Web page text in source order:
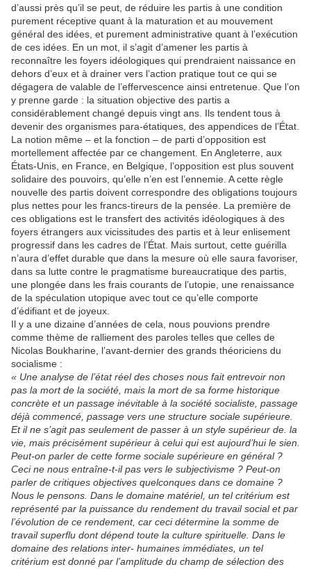
d’aussi près qu’il se peut, de réduire les partis à une condition
purement réceptive quant à la maturation et au mouvement
général des idées, et purement administrative quant à l’exécution
de ces idées. En un mot, il s’agit d’amener les partis à
reconnaître les foyers idéologiques qui prendraient naissance en
dehors d’eux et à drainer vers l’action pratique tout ce qui se
dégagera de valable de l’effervescence ainsi entretenue. Que l’on
y prenne garde : la situation objective des partis a
considérablement changé depuis vingt ans. Ils tendent tous à
devenir des organismes para-étatiques, des appendices de l’État.
La notion même – et la fonction – de parti d’opposition est
mortellement affectée par ce changement. En Angleterre, aux
États-Unis, en France, en Belgique, l’opposition est plus souvent
solidaire des pouvoirs, qu’elle n’en est l’ennemie. A cette règle
nouvelle des partis doivent correspondre des obligations toujours
plus nettes pour les francs-tireurs de la pensée. La première de
ces obligations est le transfert des activités idéologiques à des
foyers étrangers aux vicissitudes des partis et à leur enlisement
progressif dans les cadres de l’État. Mais surtout, cette guérilla
n’aura d’effet durable que dans la mesure où elle saura favoriser,
dans sa lutte contre le pragmatisme bureaucratique des partis,
une plongée dans les frais courants de l’utopie, une renaissance
de la spéculation utopique avec tout ce qu’elle comporte
d’édifiant et de joyeux.
Il y a une dizaine d’années de cela, nous pouvions prendre
comme thème de ralliement des paroles telles que celles de
Nicolas Boukharine, l’avant-dernier des grands théoriciens du
socialisme :
« Une analyse de l’état réel des choses nous fait entrevoir non
pas la mort de la société, mais la mort de sa forme historique
concrète et un passage inévitable à la société socialiste, passage
déjà commencé, passage vers une structure sociale supérieure.
Et il ne s’agit pas seulement de passer à un style supérieur de. la
vie, mais précisément supérieur à celui qui est aujourd’hui le sien.
Peut-on parler de cette forme sociale supérieure en général ?
Ceci ne nous entraîne-t-il pas vers le subjectivisme ? Peut-on
parler de critiques objectives quelconques dans ce domaine ?
Nous le pensons. Dans le domaine matériel, un tel critérium est
représenté par la puissance du rendement du travail social et par
l’évolution de ce rendement, car ceci détermine la somme de
travail superflu dont dépend toute la culture spirituelle. Dans le
domaine des relations inter- humaines immédiates, un tel
critérium est donné par l’amplitude du champ de sélection des